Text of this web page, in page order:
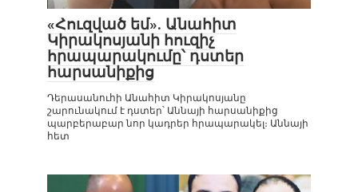
«Հուզված եմ». Անահիտ
Կիրակոսյանի հուզիչ
հրապարակումը՝ դստեր
հարսանիքից
Դերասանուհի Անահիտ Կիրակոսյանը
շարունակում է դստեր՝ Աննայի հարսանիքից
պարբերաբար նոր կադրեր հրապարակել։ Աննայի
հետ